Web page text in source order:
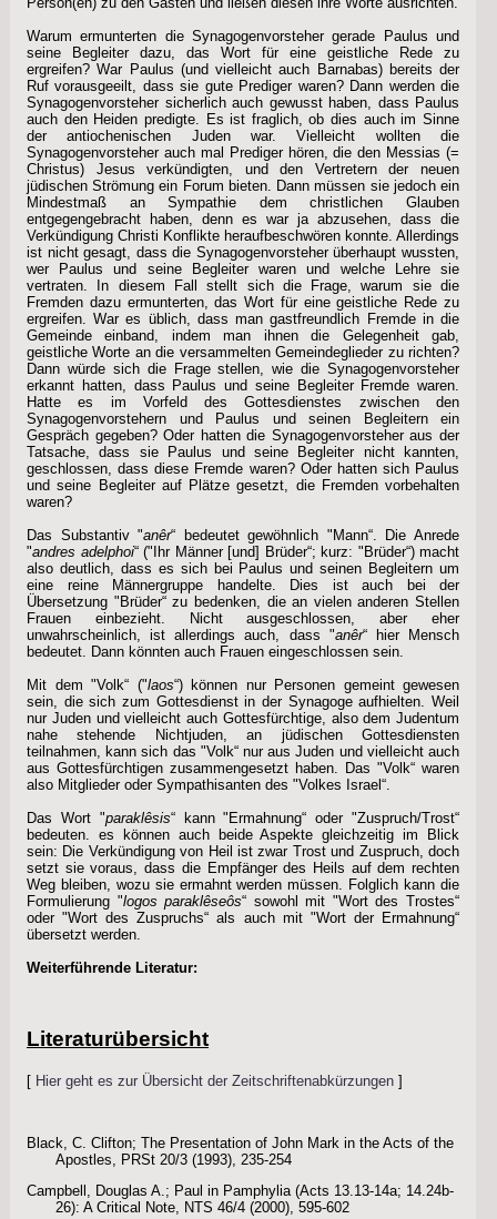
Warum ermunterten die Synagogenvorsteher gerade Paulus und
seine Begleiter dazu, das Wort für eine geistliche Rede zu
ergreifen? War Paulus (und vielleicht auch Barnabas) bereits der
Ruf vorausgeeilt, dass sie gute Prediger waren? Dann werden die
Synagogenvorsteher sicherlich auch gewusst haben, dass Paulus
auch den Heiden predigte. Es ist fraglich, ob dies auch im Sinne
der antiochenischen Juden war. Vielleicht wollten die
Synagogenvorsteher auch mal Prediger hören, die den Messias (=
Christus) Jesus verkündigten, und den Vertretern der neuen
jüdischen Strömung ein Forum bieten. Dann müssen sie jedoch ein
Mindestmaß an Sympathie dem christlichen Glauben
entgegengebracht haben, denn es war ja abzusehen, dass die
Verkündigung Christi Konflikte heraufbeschwören konnte. Allerdings
ist nicht gesagt, dass die Synagogenvorsteher überhaupt wussten,
wer Paulus und seine Begleiter waren und welche Lehre sie
vertraten. In diesem Fall stellt sich die Frage, warum sie die
Fremden dazu ermunterten, das Wort für eine geistliche Rede zu
ergreifen. War es üblich, dass man gastfreundlich Fremde in die
Gemeinde einband, indem man ihnen die Gelegenheit gab,
geistliche Worte an die versammelten Gemeindeglieder zu richten?
Dann würde sich die Frage stellen, wie die Synagogenvorsteher
erkannt hatten, dass Paulus und seine Begleiter Fremde waren.
Hatte es im Vorfeld des Gottesdienstes zwischen den
Synagogenvorstehern und Paulus und seinen Begleitern ein
Gespräch gegeben? Oder hatten die Synagogenvorsteher aus der
Tatsache, dass sie Paulus und seine Begleiter nicht kannten,
geschlossen, dass diese Fremde waren? Oder hatten sich Paulus
und seine Begleiter auf Plätze gesetzt, die Fremden vorbehalten
waren?
Das Substantiv "anêr“ bedeutet gewöhnlich "Mann“. Die Anrede
"andres adelphoi“ ("Ihr Männer [und] Brüder“; kurz: "Brüder“) macht
also deutlich, dass es sich bei Paulus und seinen Begleitern um
eine reine Männergruppe handelte. Dies ist auch bei der
Übersetzung "Brüder“ zu bedenken, die an vielen anderen Stellen
Frauen einbezieht. Nicht ausgeschlossen, aber eher
unwahrscheinlich, ist allerdings auch, dass "anêr“ hier Mensch
bedeutet. Dann könnten auch Frauen eingeschlossen sein.
Mit dem "Volk“ ("laos“) können nur Personen gemeint gewesen
sein, die sich zum Gottesdienst in der Synagoge aufhielten. Weil
nur Juden und vielleicht auch Gottesfürchtige, also dem Judentum
nahe stehende Nichtjuden, an jüdischen Gottesdiensten
teilnahmen, kann sich das "Volk“ nur aus Juden und vielleicht auch
aus Gottesfürchtigen zusammengesetzt haben. Das "Volk“ waren
also Mitglieder oder Sympathisanten des "Volkes Israel“.
Das Wort "paraklêsis“ kann "Ermahnung“ oder "Zuspruch/Trost“
bedeuten. es können auch beide Aspekte gleichzeitig im Blick
sein: Die Verkündigung von Heil ist zwar Trost und Zuspruch, doch
setzt sie voraus, dass die Empfänger des Heils auf dem rechten
Weg bleiben, wozu sie ermahnt werden müssen. Folglich kann die
Formulierung "logos paraklêseôs“ sowohl mit "Wort des Trostes“
oder "Wort des Zuspruchs“ als auch mit "Wort der Ermahnung“
übersetzt werden.
Weiterführende Literatur:
Literaturübersicht
[ Hier geht es zur Übersicht der Zeitschriftenabkürzungen ]
Black, C. Clifton; The Presentation of John Mark in the Acts of the
Apostles, PRSt 20/3 (1993), 235-254
Campbell, Douglas A.; Paul in Pamphylia (Acts 13.13-14a; 14.24b-
26): A Critical Note, NTS 46/4 (2000), 595-602